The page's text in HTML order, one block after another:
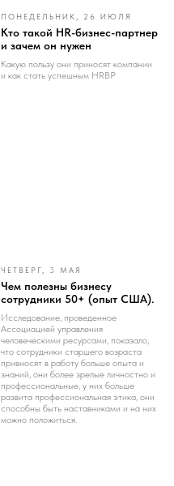
ПОНЕДЕЛЬНИК, 26 ИЮЛЯ
Кто такой HR-бизнес-партнер
и зачем он нужен
Какую пользу они приносят компании
и как стать успешным HRBP
ЧЕТВЕРГ, 3 МАЯ
Чем полезны бизнесу
сотрудники 50+ (опыт США).
Исследование, проведенное
Ассоциацией управления
человеческими ресурсами, показало,
что сотрудники старшего возраста
привносят в работу больше опыта и
знаний, они более зрелые личностно и
профессиональные, у них больше
развита профессиональная этика, они
способны быть наставниками и на них
можно положиться.